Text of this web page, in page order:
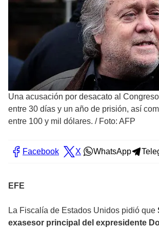
Una acusación por desacato al
entre 30 días y un año de prisión, así
entre 100 y mil dólares. / Foto: AFP
Facebook X WhatsApp
EFE
La Fiscalía de Estados Unidos pidió que
exasesor principal del expresidente